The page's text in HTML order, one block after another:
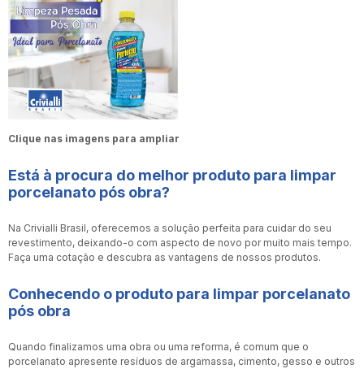
Clique nas imagens para ampliar
Está à procura do melhor produto para limpar
porcelanato pós obra?
Na Crivialli Brasil, oferecemos a solução perfeita para cuidar do seu
revestimento, deixando-o com aspecto de novo por muito mais tempo.
Faça uma cotação e descubra as vantagens de nossos produtos.
Conhecendo o produto para limpar porcelanato
pós obra
Quando finalizamos uma obra ou uma reforma, é comum que o
porcelanato apresente resíduos de argamassa, cimento, gesso e outros